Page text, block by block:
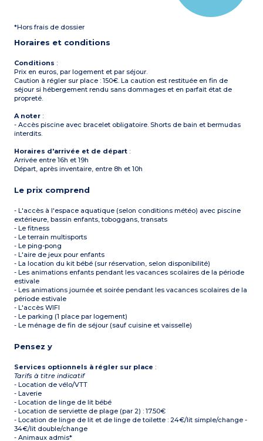
couverte avec salon de
*Hors frais de dossier
Horaires et conditions
Conditions :
Prix en euros, par logement et par séjour.
Caution à régler sur place : 150€. La caution est restituée en fin de
séjour si hébergement rendu sans dommages et en parfait état de
propreté.
A noter :
- Accès piscine avec bracelet obligatoire. Shorts de bain et bermudas
interdits.
Horaires d'arrivée et de départ :
Arrivée entre 16h et 19h
Départ, après inventaire, entre 8h et 10h
Le prix comprend
- L'accès à l'espace aquatique (selon conditions météo) avec piscine
extérieure, bassin enfants, toboggans, transats
- Le fitness
- Le terrain multisports
- Le ping-pong
- L'aire de jeux pour enfants
- La location du kit bébé (sur réservation, selon disponibilité)
- Les animations enfants pendant les vacances scolaires de la période
estivale
- Les animations journée et soirée pendant les vacances scolaires de la
période estivale
- L'accès WIFI
- Le parking (1 place par logement)
- Le ménage de fin de séjour (sauf cuisine et vaisselle)
Pensez y
Services optionnels à régler sur place :
Tarifs à titre indicatif
- Location de vélo/VTT
- Laverie
- Location de linge de lit bébé
- Location de serviette de plage (par 2) : 17.50€
- Location de linge de lit et de linge de toilette : 24€/lit simple/change -
34€/lit double/change
- Animaux admis*